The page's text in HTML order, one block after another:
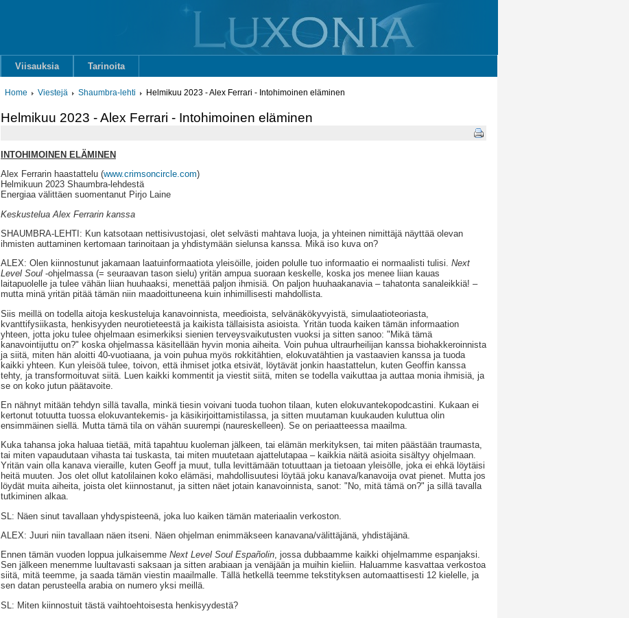
Viisauksia Tarinoita
Home Viestejä Shaumbra-lehti Helmikuu 2023 - Alex Ferrari - Intohimoinen eläminen
Helmikuu 2023 - Alex Ferrari - Intohimoinen eläminen
INTOHIMOINEN ELÄMINEN
Alex Ferrarin haastattelu (www.crimsoncircle.com)
Helmikuun 2023 Shaumbra-lehdestä
Energiaa välittäen suomentanut Pirjo Laine
Keskustelua Alex Ferrarin kanssa
SHAUMBRA-LEHTI: Kun katsotaan nettisivustojasi, olet selvästi mahtava luoja, ja yhteinen nimittäjä näyttää olevan
ihmisten auttaminen kertomaan tarinoitaan ja yhdistymään sielunsa kanssa. Mikä iso kuva on?
ALEX: Olen kiinnostunut jakamaan laatuinformaatiota yleisöille, joiden polulle tuo informaatio ei normaalisti tulisi. Next
Level Soul -ohjelmassa (= seuraavan tason sielu) yritän ampua suoraan keskelle, koska jos menee liian kauas
laitapuolelle ja tulee vähän liian huuhaaksi, menettää paljon ihmisiä. On paljon huuhaakanavia – tahatonta sanaleikkiä! –
mutta minä yritän pitää tämän niin maadoittuneena kuin inhimillisesti mahdollista.
Siis meillä on todella aitoja keskusteluja kanavoinnista, meedioista, selvänäkökyvyistä, simulaatioteoriasta,
kvanttifysiikasta, henkisyyden neurotieteestä ja kaikista tällaisista asioista. Yritän tuoda kaiken tämän informaation
yhteen, jotta joku tulee ohjelmaan esimerkiksi sienien terveysvaikutusten vuoksi ja sitten sanoo: "Mikä tämä
kanavointijuttu on?" koska ohjelmassa käsitellään hyvin monia aiheita. Voin puhua ultraurheilijan kanssa biohakkeroinnista
ja siitä, miten hän aloitti 40-vuotiaana, ja voin puhua myös rokkitähtien, elokuvatähtien ja vastaavien kanssa ja tuoda
kaikki yhteen. Kun yleisöä tulee, toivon, että ihmiset jotka etsivät, löytävät jonkin haastattelun, kuten Geoffin kanssa
tehty, ja transformoituvat siitä. Luen kaikki kommentit ja viestit siitä, miten se todella vaikuttaa ja auttaa monia ihmisiä, ja
se on koko jutun päätavoite.
En nähnyt mitään tehdyn sillä tavalla, minkä tiesin voivani tuoda tuohon tilaan, kuten elokuvantekopodcastini. Kukaan ei
kertonut totuutta tuossa elokuvantekemis- ja käsikirjoittamistilassa, ja sitten muutaman kuukauden kuluttua olin
ensimmäinen siellä. Mutta tämä tila on vähän suurempi (naureskelleen). Se on periaatteessa maailma.
Kuka tahansa joka haluaa tietää, mitä tapahtuu kuoleman jälkeen, tai elämän merkityksen, tai miten päästään traumasta,
tai miten vapaudutaan vihasta tai tuskasta, tai miten muutetaan ajattelutapaa – kaikkia näitä asioita sisältyy ohjelmaan.
Yritän vain olla kanava vieraille, kuten Geoff ja muut, tulla levittämään totuuttaan ja tietoaan yleisölle, joka ei ehkä löytäisi
heitä muuten. Jos olet ollut katolilainen koko elämäsi, mahdollisuutesi löytää joku kanava/kanavoija ovat pienet. Mutta jos
löydät muita aiheita, joista olet kiinnostanut, ja sitten näet jotain kanavoinnista, sanot: "No, mitä tämä on?" ja sillä tavalla
tutkiminen alkaa.
SL: Näen sinut tavallaan yhdyspisteenä, joka luo kaiken tämän materiaalin verkoston.
ALEX: Juuri niin tavallaan näen itseni. Näen ohjelman enimmäkseen kanavana/välittäjänä, yhdistäjänä.
Ennen tämän vuoden loppua julkaisemme Next Level Soul Españolin, jossa dubbaamme kaikki ohjelmamme espanjaksi.
Sen jälkeen menemme luultavasti saksaan ja sitten arabiaan ja venäjään ja muihin kieliin. Haluamme kasvattaa verkostoa
siitä, mitä teemme, ja saada tämän viestin maailmalle. Tällä hetkellä teemme tekstityksen automaattisesti 12 kielelle, ja
sen datan perusteella arabia on numero yksi meillä.
SL: Miten kiinnostuit tästä vaihtoehtoisesta henkisyydestä?